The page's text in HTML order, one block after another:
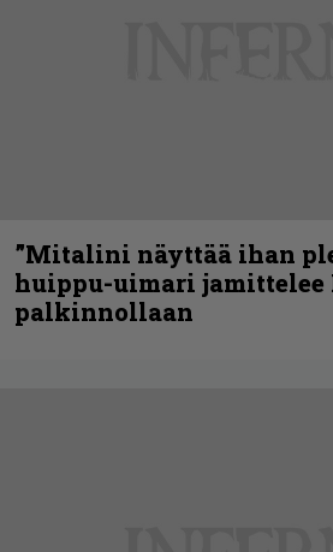
”Mitalini näyttää ihan
huippu-uimari jamittelee
palkinnollaan